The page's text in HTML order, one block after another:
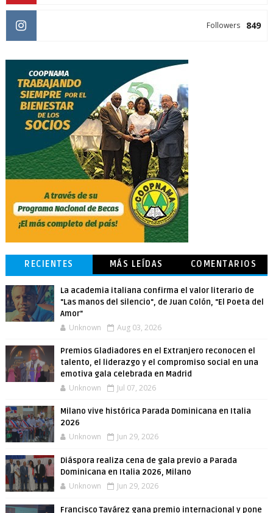
849
Followers
RECIENTES MÁS LEÍDAS COMENTARIOS
La academia italiana confirma el valor literario de
"Las manos del silencio", de Juan Colón, "El Poeta del
Amor"
Unknown Aug 03, 2026
Premios Gladiadores en el Extranjero reconocen el
talento, el liderazgo y el compromiso social en una
emotiva gala celebrada en Madrid
Unknown Jul 07, 2026
Milano vive histórica Parada Dominicana en Italia
2026
Unknown Jun 29, 2026
Diáspora realiza cena de gala previo a Parada
Dominicana en Italia 2026, Milano
Unknown Jun 29, 2026
Francisco Tavárez gana premio internacional y pone